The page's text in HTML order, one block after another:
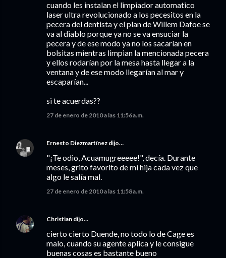
cuando les instalan el limpiador automatico
laser ultra revolucionado a los pecesitos en la
pecera del dentista y el plan de Willem Dafoe se
va al diablo porque ya no se va ensuciar la
pecera y de ese modo ya no los sacarían en
bolsitas mientras limpian la mencionada pecera
y ellos rodarían por la mesa hasta llegar a la
ventana y de ese modo llegarían al mar y
escaparían...
si te acuerdas??
27 de enero de 2010 a las 11:56 a.m.
Ernesto Diezmartínez dijo…
"¡Te odio, Acuamugreeeee!", decía. Durante
meses, grito favorito de mi hija cada vez que
algo le salía mal.
27 de enero de 2010 a las 11:58 a.m.
Christian dijo…
cierto cierto Duende, no todo lo de Cage es
malo, cuando su agente aplica y le consigue
buenas cosas es bastante bueno